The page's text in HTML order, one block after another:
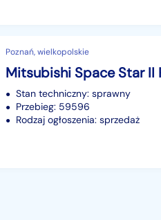
Poznań, wielkopolskie
Stan techniczny: sprawny
Przebieg: 59596
Rodzaj ogłoszenia: sprzedaż